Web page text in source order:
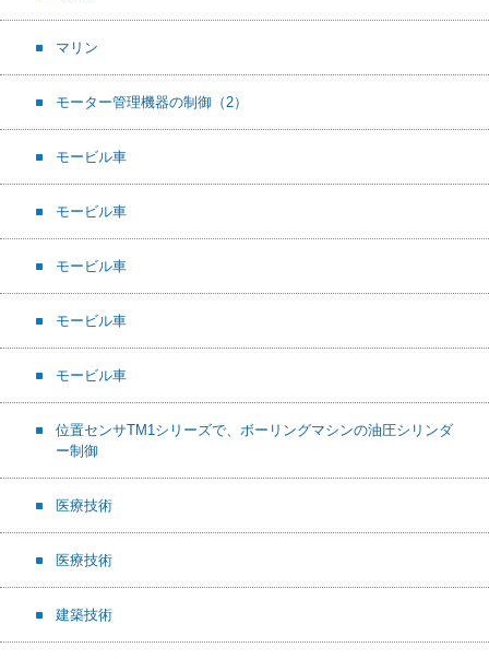
マリン
モーター管理機器の制御（2）
モービル車
モービル車
モービル車
モービル車
モービル車
位置センサTM1シリーズで、ボーリングマシンの油圧シリンダ
ー制御
医療技術
医療技術
建築技術